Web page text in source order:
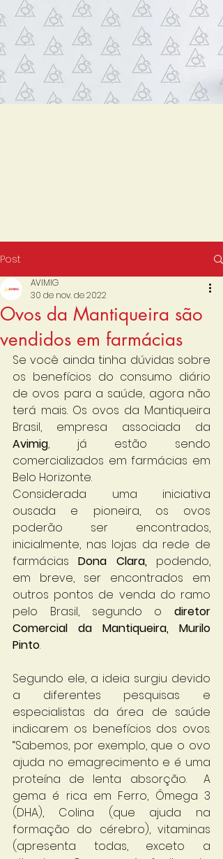
Post
Ovos da Mantiqueira são
vendidos em farmácias
AVIMIG
30 de nov. de 2022
Se você ainda tinha dúvidas sobre
os benefícios do consumo diário
de ovos para a saúde, agora não
terá mais. Os ovos da Mantiqueira
Avimig, já estão sendo
comercializados em farmácias em
Belo Horizonte.
Considerada uma iniciativa
ousada e pioneira, os ovos
poderão ser encontrados,
inicialmente, nas lojas da rede de
farmácias Dona Clara, podendo,
em breve, ser encontrados em
outros pontos de venda do ramo
pelo Brasil, segundo o diretor
Comercial da Mantiqueira, Murilo
Pinto.
Segundo ele, a ideia surgiu devido
a diferentes pesquisas e
especialistas da área de saúde
indicarem os benefícios dos ovos.
“Sabemos, por exemplo, que o ovo
ajuda no emagrecimento e é uma
proteína de lenta absorção.  A
gema é rica em Ferro, Ômega 3
(DHA), Colina (que ajuda na
formação do cérebro), vitaminas
(apresenta todas, exceto a